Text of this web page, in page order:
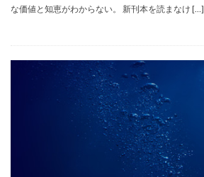
な価値と知恵がわからない。 新刊本を読まなけ […]